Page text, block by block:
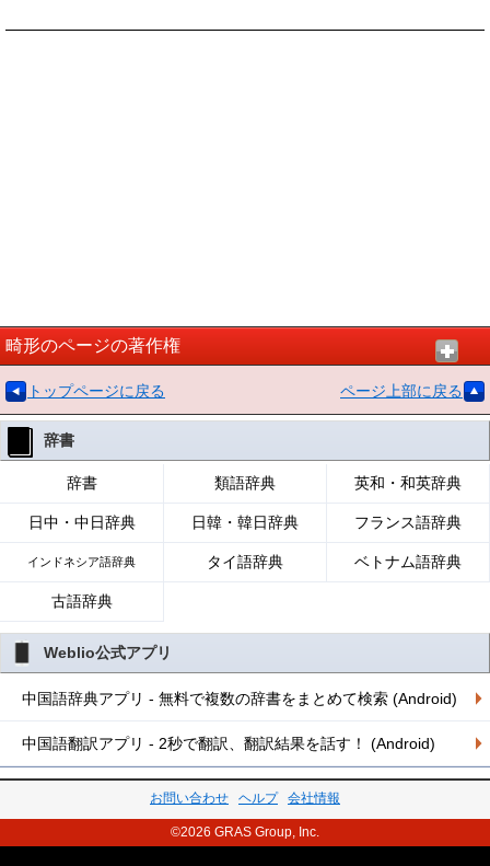
畸形のページの著作権
トップページに戻る ページ上部に戻る
辞書
辞書 類語辞典 英和・和英辞典
日中・中日辞典 日韓・韓日辞典 フランス語辞典
インドネシア語辞典 タイ語辞典 ベトナム語辞典
古語辞典
Weblio公式アプリ
中国語辞典アプリ - 無料で複数の辞書をまとめて検索 (Android)
中国語翻訳アプリ - 2秒で翻訳、翻訳結果を話す！ (Android)
お問い合わせ ヘルプ 会社情報
©2026 GRAS Group, Inc.